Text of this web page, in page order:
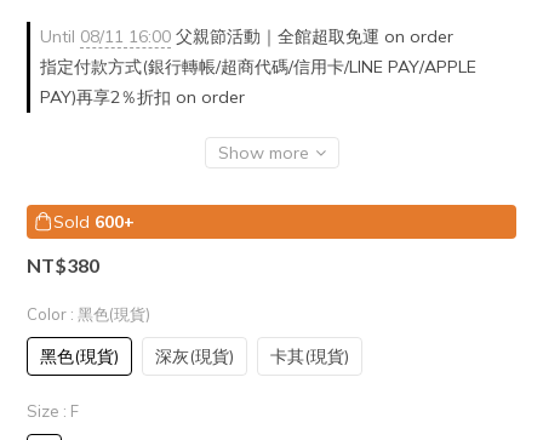
Until 08/11 16:00 父親節活動｜全館超取免運 on order
指定付款方式(銀行轉帳/超商代碼/信用卡/LINE PAY/APPLE
PAY)再享2％折扣 on order
Show more
Sold 600+
NT$380
Color : 黑色(現貨)
黑色(現貨) 深灰(現貨) 卡其(現貨)
Size : F